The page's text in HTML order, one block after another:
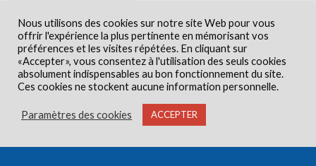
EMPLOYEE PORTAL
Droits d'auteur © 2026 Centre de santé communautaire
Carlington. Tous droits réservés.
Nous utilisons des cookies sur notre site Web pour vous
offrir l'expérience la plus pertinente en mémorisant vos
préférences et les visites répétées. En cliquant sur
«Accepter», vous consentez à l'utilisation des seuls cookies
absolument indispensables au bon fonctionnement du site.
Ces cookies ne stockent aucune information personnelle.
Paramètres des cookies ACCEPTER